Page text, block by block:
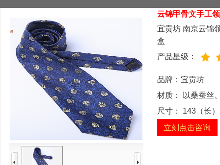
云锦甲骨文手工
宜贡坊 南京云锦
盒
产品星级：
品牌： 宜贡坊
材质：
以桑蚕丝
尺寸： 143（长
立刻点击咨询